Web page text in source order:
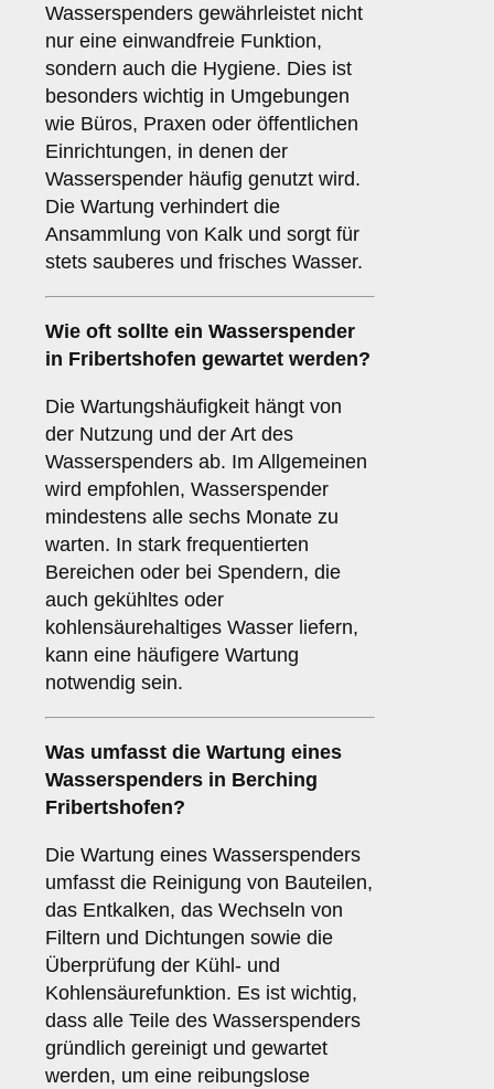
Wasserspenders gewährleistet nicht
nur eine einwandfreie Funktion,
sondern auch die Hygiene. Dies ist
besonders wichtig in Umgebungen
wie Büros, Praxen oder öffentlichen
Einrichtungen, in denen der
Wasserspender häufig genutzt wird.
Die Wartung verhindert die
Ansammlung von Kalk und sorgt für
stets sauberes und frisches Wasser.
Wie oft sollte ein Wasserspender
in Fribertshofen gewartet werden?
Die Wartungshäufigkeit hängt von
der Nutzung und der Art des
Wasserspenders ab. Im Allgemeinen
wird empfohlen, Wasserspender
mindestens alle sechs Monate zu
warten. In stark frequentierten
Bereichen oder bei Spendern, die
auch gekühltes oder
kohlensäurehaltiges Wasser liefern,
kann eine häufigere Wartung
notwendig sein.
Was umfasst die Wartung eines
Wasserspenders in Berching
Fribertshofen?
Die Wartung eines Wasserspenders
umfasst die Reinigung von Bauteilen,
das Entkalken, das Wechseln von
Filtern und Dichtungen sowie die
Überprüfung der Kühl- und
Kohlensäurefunktion. Es ist wichtig,
dass alle Teile des Wasserspenders
gründlich gereinigt und gewartet
werden, um eine reibungslose